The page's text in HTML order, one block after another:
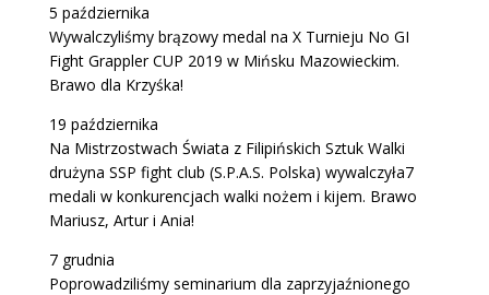
5 października
Wywalczyliśmy brązowy medal na X Turnieju No GI
Fight Grappler CUP 2019 w Mińsku Mazowieckim.
Brawo dla Krzyśka!
19 października
Na Mistrzostwach Świata z Filipińskich Sztuk Walki
drużyna SSP fight club (S.P.A.S. Polska) wywalczyła7
medali w konkurencjach walki nożem i kijem. Brawo
Mariusz, Artur i Ania!
7 grudnia
Poprowadziliśmy seminarium dla zaprzyjaźnionego